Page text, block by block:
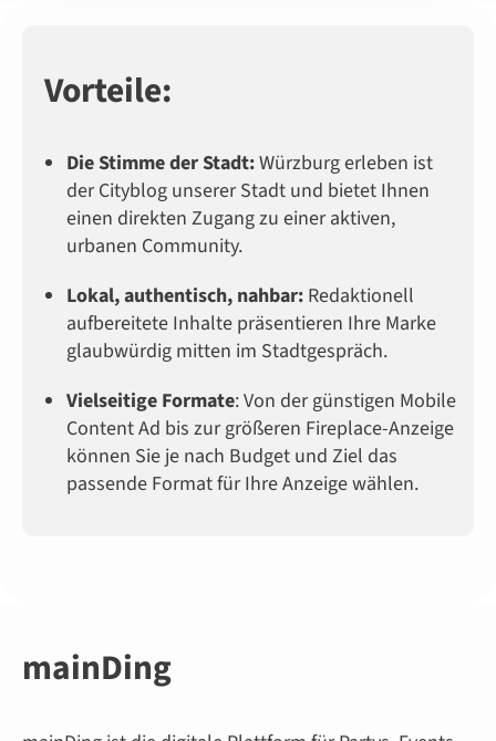
Vorteile:
Die Stimme der Stadt:Würzburg erleben ist
der Cityblog unserer Stadt und bietet Ihnen
einen direkten Zugang zu einer aktiven,
urbanen Community.
Lokal, authentisch, nahbar:Redaktionell
aufbereitete Inhalte präsentieren Ihre Marke
glaubwürdig mitten im Stadtgespräch.
Vielseitige Formate: Von der günstigen Mobile
Content Ad bis zur größeren Fireplace-Anzeige
können Sie je nach Budget und Ziel das
passende Format für Ihre Anzeige wählen.
mainDing